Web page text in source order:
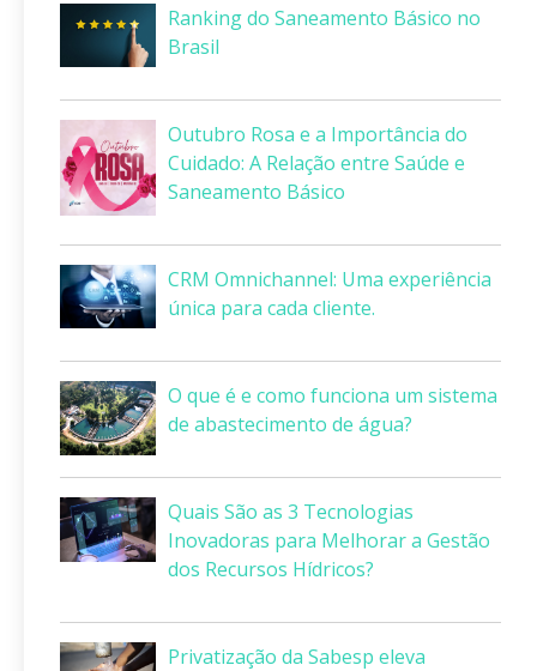
Ranking do Saneamento Básico no
Brasil
Outubro Rosa e a Importância do
Cuidado: A Relação entre Saúde e
Saneamento Básico
CRM Omnichannel: Uma experiência
única para cada cliente.
O que é e como funciona um sistema
de abastecimento de água?
Quais São as 3 Tecnologias
Inovadoras para Melhorar a Gestão
dos Recursos Hídricos?
Privatização da Sabesp eleva